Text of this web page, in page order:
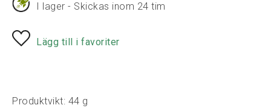
I lager - Skickas inom 24 tim
Lägg till i favoriter
Produktvikt: 44 g